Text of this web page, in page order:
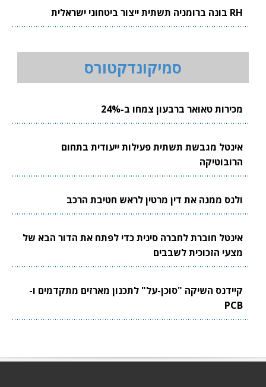
RH בונה ברומניה תשתית ייצור ביטחוני ישראלית
סמיקונדקטורס
מכירות טאואר ברבעון צמחו ב-24%
אינטל מגבשת תשתית פעילות ייעודית בתחום
הרובוטיקה
ולנס ממנה את דין מרטין לראש חטיבת הרכב
אינטל חוברת לחברה סינית כדי לפתח את הדור הבא של
מצעי הזכוכית לשבבים
קיידנס השיקה "סוכן-על" לתכנון מארזים מתקדמים ו-
PCB